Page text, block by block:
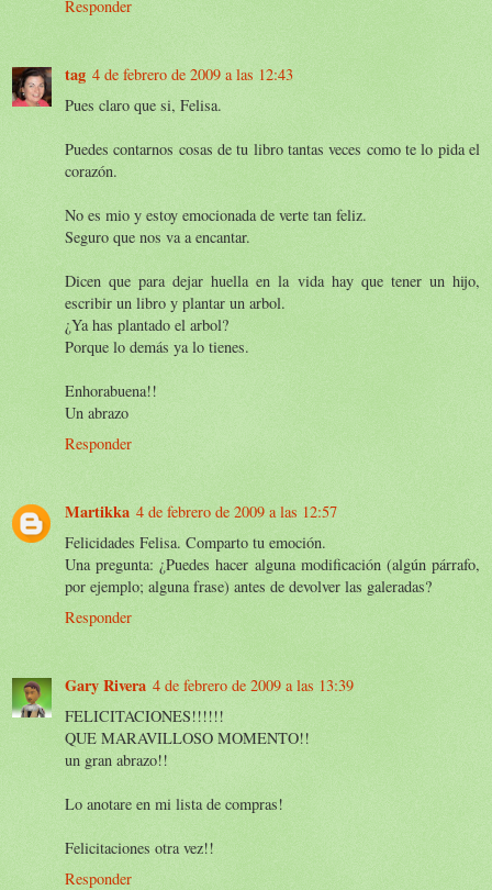
Responder
tag 4 de febrero de 2009 a las 12:43
Pues claro que si, Felisa.
Puedes contarnos cosas de tu libro tantas veces como te lo pida el
corazón.
No es mio y estoy emocionada de verte tan feliz.
Seguro que nos va a encantar.
Dicen que para dejar huella en la vida hay que tener un hijo,
escribir un libro y plantar un arbol.
¿Ya has plantado el arbol?
Porque lo demás ya lo tienes.
Enhorabuena!!
Un abrazo
Responder
Martikka 4 de febrero de 2009 a las 12:57
Felicidades Felisa. Comparto tu emoción.
Una pregunta: ¿Puedes hacer alguna modificación (algún párrafo,
por ejemplo; alguna frase) antes de devolver las galeradas?
Responder
Gary Rivera 4 de febrero de 2009 a las 13:39
FELICITACIONES!!!!!!
QUE MARAVILLOSO MOMENTO!!
un gran abrazo!!
Lo anotare en mi lista de compras!
Felicitaciones otra vez!!
Responder